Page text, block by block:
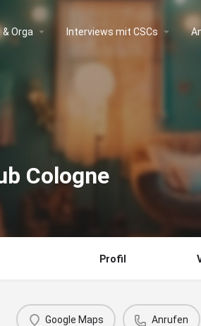
& Orga Interviews mit CSCs
Cologne
Profil
Google Maps Anrufen